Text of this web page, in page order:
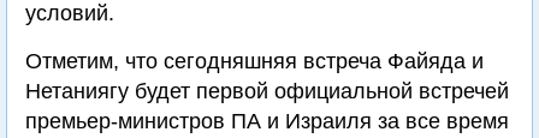
условий.
Отметим, что сегодняшняя встреча Файяда и
Нетаниягу будет первой официальной встречей
премьер-министров ПА и Израиля за все время